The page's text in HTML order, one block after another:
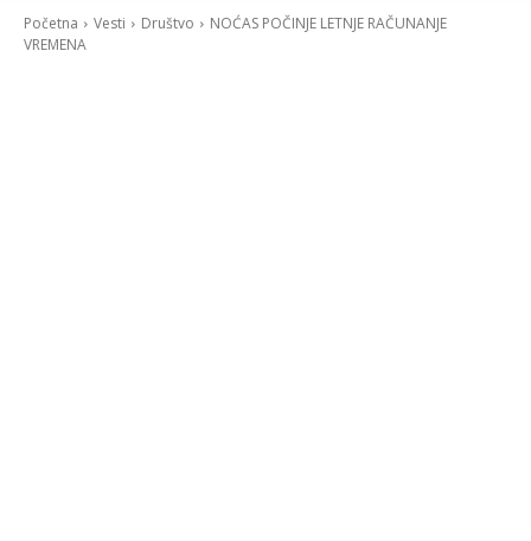
Početna Vesti Društvo
NOĆAS POČINJE LETNJE RAČUNANJE
VREMENA